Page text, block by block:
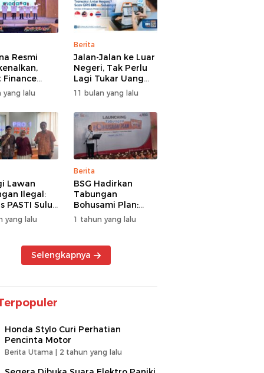
Resmi
Finance
Segmen
yang lalu
Berita
Jalan-Jalan ke Luar
Negeri, Tak Perlu
Lagi Tukar Uang
Asing – Cukup Scan
QRIS Pakai BRImo
11 bulan yang lalu
Lawan
Ilegal:
PASTI Sulut
Literasi
Kolektif
yang lalu
Berita
BSG Hadirkan
Tabungan
Bohusami Plan:
Nabung Gak Ribet,
Impian Masa Depan
1 tahun yang lalu
Selengkapnya
Honda Stylo Curi Perhatian
Pencinta Motor
Berita Utama | 2 tahun yang lalu